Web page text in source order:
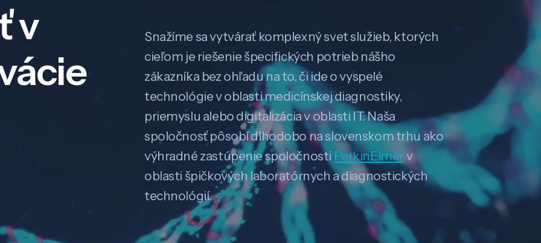
v
Snažíme sa vytvárať komplexný svet služieb, ktorých
cieľom je riešenie špecifických potrieb nášho
zákazníka bez ohľadu na to, či ide o vyspelé
technológie v oblasti medicínskej diagnostiky,
priemyslu alebo digitalizácia v oblasti IT. Naša
spoločnosť pôsobí dlhodobo na slovenskom trhu ako
výhradné zastúpenie spoločnosti PerkinElmerv
oblasti špičkových laboratórnych a diagnostických
technológií.